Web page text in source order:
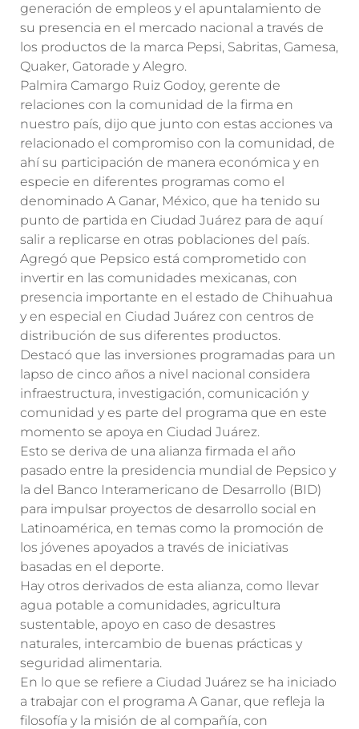
generación de empleos y el apuntalamiento de
su presencia en el mercado nacional a través de
los productos de la marca Pepsi, Sabritas, Gamesa,
Quaker, Gatorade y Alegro.
Palmira Camargo Ruiz Godoy, gerente de
relaciones con la comunidad de la firma en
nuestro país, dijo que junto con estas acciones va
relacionado el compromiso con la comunidad, de
ahí su participación de manera económica y en
especie en diferentes programas como el
denominado A Ganar, México, que ha tenido su
punto de partida en Ciudad Juárez para de aquí
salir a replicarse en otras poblaciones del país.
Agregó que Pepsico está comprometido con
invertir en las comunidades mexicanas, con
presencia importante en el estado de Chihuahua
y en especial en Ciudad Juárez con centros de
distribución de sus diferentes productos.
Destacó que las inversiones programadas para un
lapso de cinco años a nivel nacional considera
infraestructura, investigación, comunicación y
comunidad y es parte del programa que en este
momento se apoya en Ciudad Juárez.
Esto se deriva de una alianza firmada el año
pasado entre la presidencia mundial de Pepsico y
la del Banco Interamericano de Desarrollo (BID)
para impulsar proyectos de desarrollo social en
Latinoamérica, en temas como la promoción de
los jóvenes apoyados a través de iniciativas
basadas en el deporte.
Hay otros derivados de esta alianza, como llevar
agua potable a comunidades, agricultura
sustentable, apoyo en caso de desastres
naturales, intercambio de buenas prácticas y
seguridad alimentaria.
En lo que se refiere a Ciudad Juárez se ha iniciado
a trabajar con el programa A Ganar, que refleja la
filosofía y la misión de al compañía, con